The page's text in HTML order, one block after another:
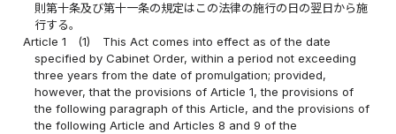
則第十条及び第十一条の規定はこの法律の施行の日の翌日から施
行する。
Article 1
(1)
This Act comes into effect as of the date
specified by Cabinet Order, within a period not exceeding
three years from the date of promulgation; provided,
however, that the provisions of Article 1, the provisions of
the following paragraph of this Article, and the provisions of
the following Article and Articles 8 and 9 of the